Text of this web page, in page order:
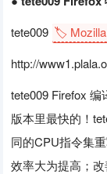
tete009 🏷️ Mozilla
http://
tete009 Firefox
版本里最快的！
同的CPU指令集
效率大为提高；